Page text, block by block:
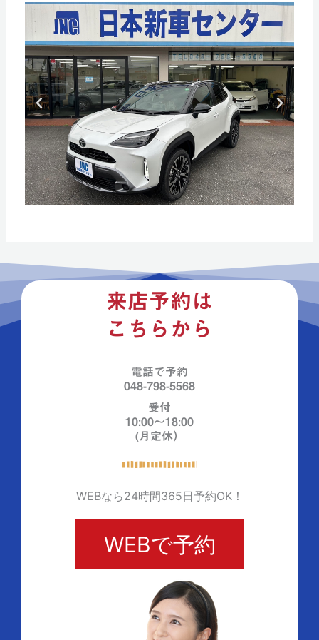
P
r
e
v
u
N
e
x
t
来店予約は
こちらから
電話で予約
048-798-5568
受付
10:00～18:00
(月定休）
WEBなら24時間365日予約OK！
WEBで予約